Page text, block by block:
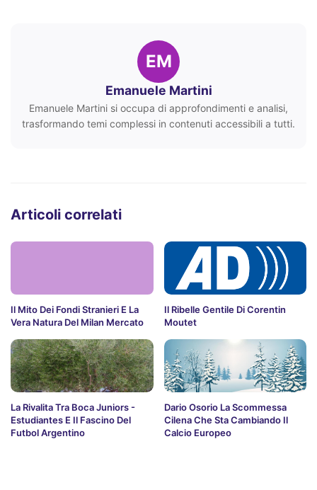
EM
Emanuele Martini
Emanuele Martini si occupa di approfondimenti e analisi,
trasformando temi complessi in contenuti accessibili a tutti.
Articoli correlati
Il Mito Dei Fondi Stranieri E La
Vera Natura Del Milan Mercato
Il Ribelle Gentile Di Corentin
Moutet
La Rivalita Tra Boca Juniors -
Estudiantes E Il Fascino Del
Futbol Argentino
Dario Osorio La Scommessa
Cilena Che Sta Cambiando Il
Calcio Europeo